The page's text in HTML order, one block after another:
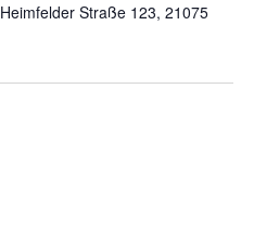
Heimfelder Straße 123, 21075